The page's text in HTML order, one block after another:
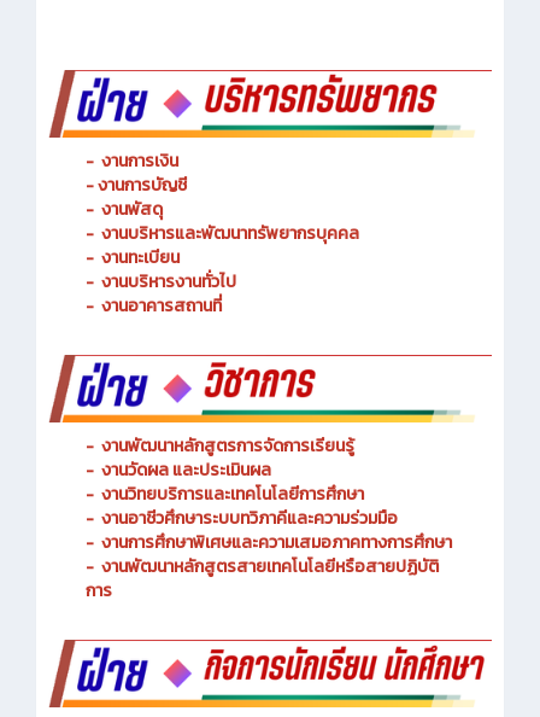
- งานการเงิน
-งานการบัญชี
- งานพัสดุ
- งานบริหารและพัฒนาทรัพยากรบุคคล
- งานทะเบียน
- งานบริหารงานทั่วไป
- งานอาคารสถานที่
- งานพัฒนาหลักสูตรการจัดการเรียนรู้
- งานวัดผล และประเมินผล
- งานวิทยบริการและเทคโนโลยีการศึกษา
- งานอาชีวศึกษาระบบทวิภาคีและความร่วมมือ
- งานการศึกษาพิเศษและความเสมอภาคทางการศึกษา
- งานพัฒนาหลักสูตรสายเทคโนโลยีหรือสายปฏิบัติ
การ